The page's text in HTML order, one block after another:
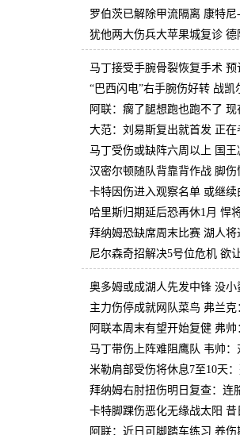
罗伯茨已解除甲流隔离 康特
犹他两大伤兵大苹果城复诊
马丁接受手腕骨裂恢复手术
“巴西闪电”右手腕伤好转 战凯
阿联：瘸了腿想跑也跑不了
大范：刘易斯复出就首发 正
马丁受伤或缺阵六周以上 国
汉密尔顿随队背靠背作战 脚
卡特因伤进入观察名单 或继
哈里斯归期延后恐再休1月 悍
拜纳姆恐缺席周末比赛 湖人
尼尔森奇招解决5号位危机 欲
奥多姆或成湖人先发中锋 没
主力伤停成就网队菜鸟 弗兰
阿联本周末有望开始复健 弗
马丁带伤上阵难阻鹰队 韦帅
米勒肩部受伤将休息7至10天
拜纳姆右肘扭伤明日复查：连
卡特脚踝伤恶化无缘战太阳
阿联：近日可脚踏车练习 养